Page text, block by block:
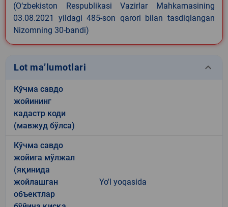
(O‘zbekiston Respublikasi Vazirlar Mahkamasining
03.08.2021 yildagi 485-son qarori bilan tasdiqlangan
Nizomning 30-bandi)
Lot ma’lumotlari keyboard_arrow_down
Кўчма савдо
жойининг
кадастр коди
(мавжуд бўлса)
Кўчма савдо
жойига мўлжал
(яқинида
жойлашган
объектлар
Yo'l yoqasida